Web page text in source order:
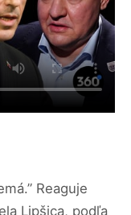
Reaguje
Lipšica, podľa